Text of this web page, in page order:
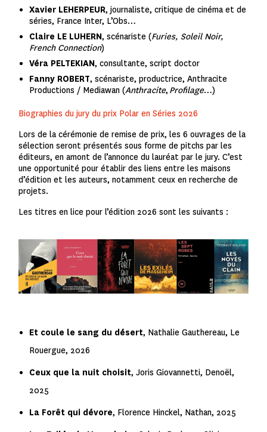
Xavier LEHERPEUR, journaliste, critique de cinéma et de
séries, France Inter, L’Obs…
Claire LE LUHERN, scénariste (Furies, Soleil Noir,
French Connection)
Véra PELTEKIAN, consultante, script doctor
Fanny ROBERT, scénariste, productrice, Anthracite
Productions / Mediawan (Anthracite, Profilage…)
Biographies du jury du prix Polar en Séries 2026
Lors de la cérémonie de remise de prix, les 6 ouvrages de la
sélection seront présentés sous forme de pitchs par les
éditeurs, en amont de l’annonce du lauréat par le jury. C’est
une opportunité pour établir des liens entre les maisons
d’édition et les auteurs, notamment ceux en recherche de
projets.
Les titres en lice pour l’édition 2026 sont les suivants :
Et coule le sang du désert, Nathalie Gauthereau, Le
Rouergue, 2026
Ceux que la nuit choisit, Joris Giovannetti, Denoël,
2025
La Forêt qui dévore, Florence Hinckel, Nathan, 2025